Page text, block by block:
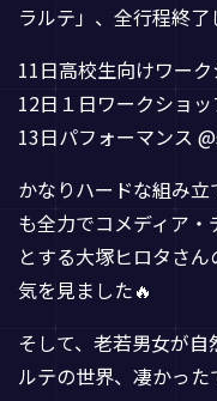
ラルテ」、全行程終了
11日高校生向けワー
12日１日ワークショ
13日パフォーマンス
かなりハードな組み
も全力でコメディア
とする大塚ヒロタさ
気を見ました🔥
そして、老若男女が
ルテの世界、凄かった